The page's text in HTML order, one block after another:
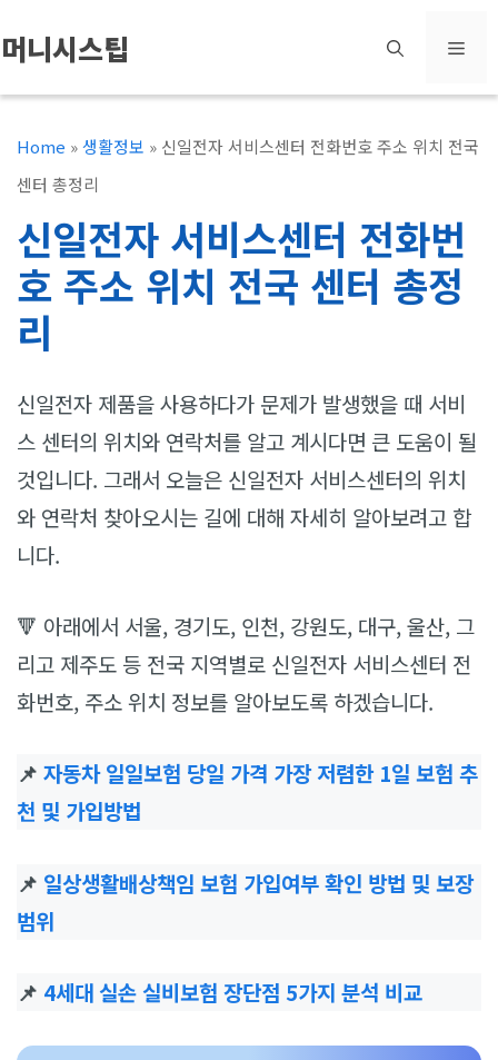
텐
츠
머니시스팁 메
Home »생활정보 » 신일전자 서비스센터 전화번호 주소 위치 전국
센터 총정리
신일전자 서비스센터 전화번
호 주소 위치 전국 센터 총정
리
신일전자 제품을 사용하다가 문제가 발생했을 때 서비
스 센터의 위치와 연락처를 알고 계시다면 큰 도움이 될
것입니다. 그래서 오늘은 신일전자 서비스센터의 위치
와 연락처 찾아오시는 길에 대해 자세히 알아보려고 합
니다.
🔻 아래에서 서울, 경기도, 인천, 강원도, 대구, 울산, 그
리고 제주도 등 전국 지역별로 신일전자 서비스센터 전
화번호, 주소 위치 정보를 알아보도록 하겠습니다.
📌 자동차 일일보험 당일 가격 가장 저렴한 1일 보험 추
천 및 가입방법
📌 일상생활배상책임 보험 가입여부 확인 방법 및 보장
범위
📌 4세대 실손 실비보험 장단점 5가지 분석 비교